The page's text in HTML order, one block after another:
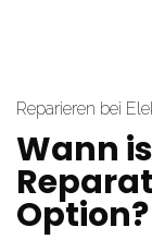
Reparieren bei
Wann
Option?